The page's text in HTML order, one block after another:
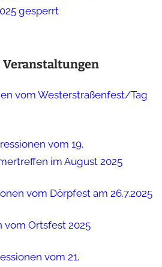
gesperrt
vom Westerstraßenfest/Tag
vom 19.
im August 2025
vom Dörpfest am 26.7.2025
vom Ortsfest 2025
vom 21.